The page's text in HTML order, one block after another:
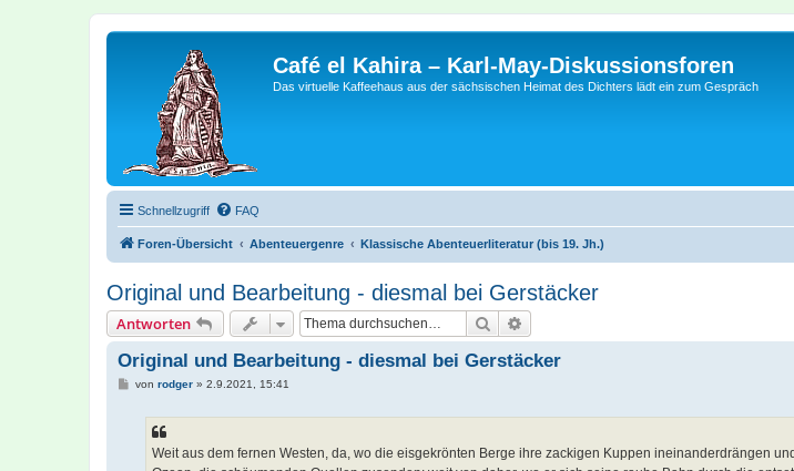
Café el Kahira – Karl-May-Diskussionsforen
Das virtuelle Kaffeehaus aus der sächsischen Heimat des Dichters lädt ein zum Gespräch
Schnellzugriff FAQ
Foren-Übersicht Abenteuergenre Klassische Abenteuerliteratur (bis 19. Jh.)
Original und Bearbeitung - diesmal bei Gerstäcker
Antworten Suche
Original und Bearbeitung - diesmal bei Gerstäcker
Bvon rodger» 2.9.2021, 15:41
Weit aus dem fernen Westen, da, wo die eisgekrönten Berge ihre zackigen Kuppen ineinanderdrängen